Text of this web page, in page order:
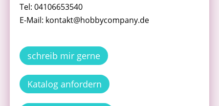
Tel: 04106653540
E-Mail: kontakt@hobbycompany.de
schreib mir gerne
Katalog anfordern